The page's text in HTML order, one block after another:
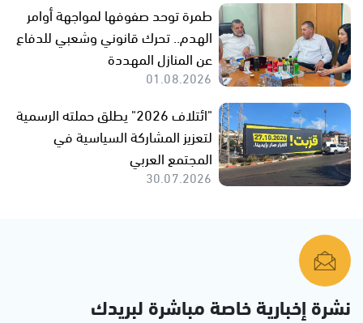
طمرة توحد صفوفها لمواجهة أوامر
الهدم.. تحرك قانوني وشعبي للدفاع
عن المنازل المهددة
01.08.2026
"ائتلاف 2026" يطلق حملته الرسمية
لتعزيز المشاركة السياسية في
المجتمع العربي
30.07.2026
نشرة إخبارية خاصة مباشرة لبريدك